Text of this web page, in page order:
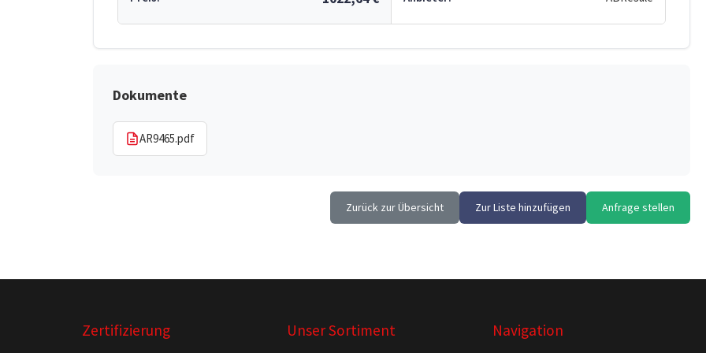
Dokumente
AR9465.pdf
Zurück zur Übersicht Zur Liste hinzufügen Anfrage stellen
Zertifizierung Unser Sortiment Navigation